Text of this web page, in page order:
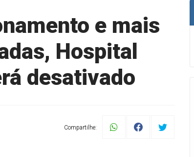
e mais
Hospital
desativado
Compartilhe: